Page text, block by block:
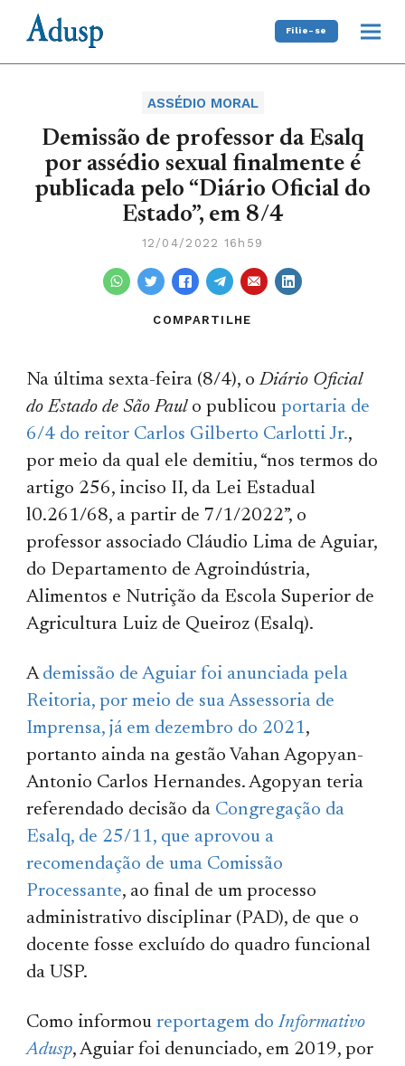
Filie-se
ASSÉDIO MORAL
Demissão de professor da Esalq
por assédio sexual finalmente é
publicada pelo “Diário Oficial do
Estado”, em 8/4
12/04/2022 16h59
COMPARTILHE
Na última sexta-feira (8/4), oDiário Oficial
do Estado de São Paulo publicouportaria de
6/4 do reitor Carlos Gilberto Carlotti Jr.,
por meio da qual ele demitiu, “nos termos do
artigo 256, inciso II, da Lei Estadual
l0.261/68, a partir de 7/1/2022”, o
professor associado Cláudio Lima de Aguiar,
do Departamento de Agroindústria,
Alimentos e Nutrição da Escola Superior de
Agricultura Luiz de Queiroz (Esalq).
Ademissão de Aguiar foi anunciada pela
Reitoria, por meio de sua Assessoria de
Imprensa, já em dezembro do 2021,
portanto ainda na gestão Vahan Agopyan-
Antonio Carlos Hernandes. Agopyan teria
referendado decisão da Congregação da
Esalq, de 25/11, que aprovou a
recomendação de uma Comissão
Processante, ao final de um processo
administrativo disciplinar (PAD), de que o
docente fosse excluído do quadro funcional
da USP.
Como informoureportagem doInformativo
Adusp, Aguiar foi denunciado, em 2019, por